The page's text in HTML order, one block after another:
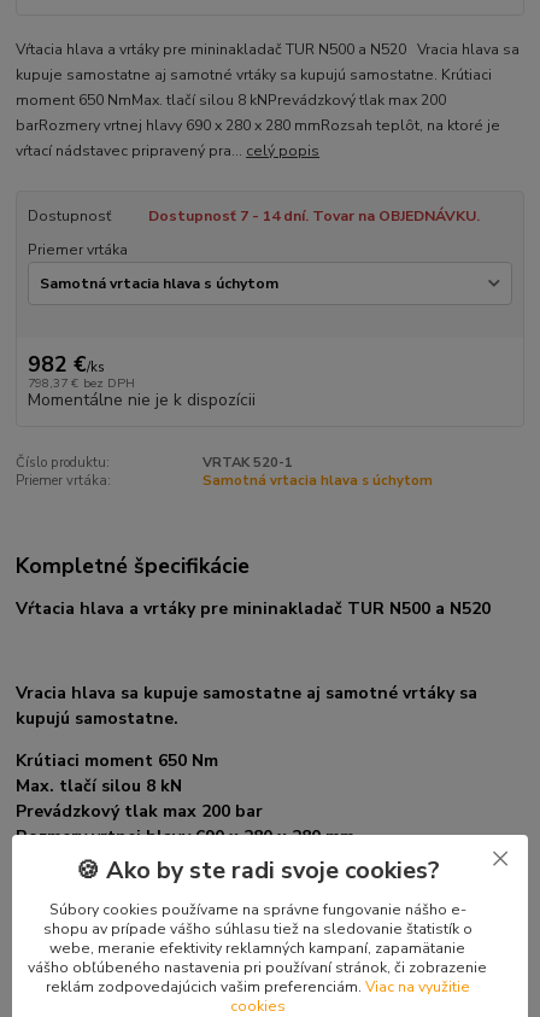
Vŕtacia hlava a vrtáky pre mininakladač TUR N500 a N520 Vracia hlava sa
kupuje samostatne aj samotné vrtáky sa kupujú samostatne. Krútiaci
moment 650 NmMax. tlačí silou 8 kNPrevádzkový tlak max 200
barRozmery vrtnej hlavy 690 x 280 x 280 mmRozsah teplôt, na ktoré je
vŕtací nádstavec pripravený pra... celý popis
Dostupnosť
Dostupnosť 7 - 14 dní. Tovar na OBJEDNÁVKU.
Priemer vrtáka
982 €/ks
798,37 € bez DPH
Momentálne nie je k dispozícii
Číslo produktu:
VRTAK 520-1
Priemer vrtáka:
Samotná vrtacia hlava s úchytom
Kompletné špecifikácie
Vŕtacia hlava a vrtáky pre mininakladač TUR N500 a N520
Vracia hlava sa kupuje samostatne aj samotné vrtáky sa
kupujú samostatne.
Krútiaci moment 650 Nm
Max. tlačí silou 8 kN
Prevádzkový tlak max 200 bar
Rozmery vrtnej hlavy 690 x 280 x 280 mm
Rozsah teplôt, na ktoré je vŕtací nádstavec pripravený
pracovať -10 ° C do 40 ° C
V pravo hore pod cenou si prepninte čo potrebujete.
🍪 Ako by ste radi svoje cookies?
Súbory cookies používame na správne fungovanie nášho e-
shopu av prípade vášho súhlasu tiež na sledovanie štatistík o
webe, meranie efektivity reklamných kampaní, zapamätanie
vášho obľúbeného nastavenia pri používaní stránok, či zobrazenie
reklám zodpovedajúcich vašim preferenciám. Viac na využitie
cookies